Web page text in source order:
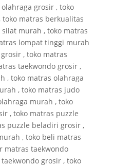
grosir , toko
matras berkualitas
murah , toko matras
lompat tinggi murah
, toko matras
taekwondo grosir ,
, toko matras olahraga
, toko matras judo
murah , toko
, toko matras puzzle
puzzle beladiri grosir ,
, toko beli matras
matras taekwondo
grosir , toko